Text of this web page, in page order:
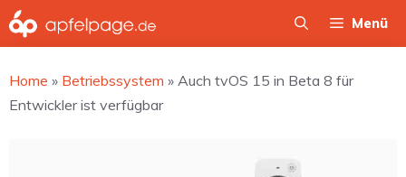
Zum
Inhalt
Menü
Home » Betriebssystem » Auch tvOS 15 in Beta 8 für
Entwickler ist verfügbar